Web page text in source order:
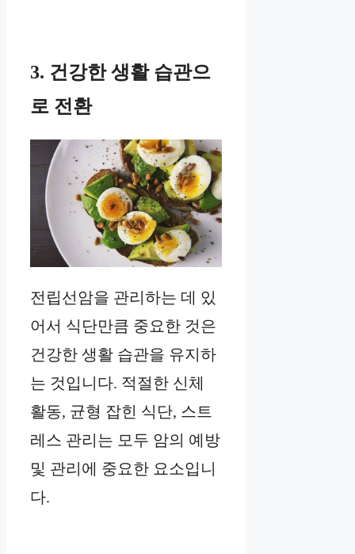
3. 건강한 생활 습관으
로 전환
전립선암을 관리하는 데 있
어서 식단만큼 중요한 것은
건강한 생활 습관을 유지하
는 것입니다. 적절한 신체
활동, 균형 잡힌 식단, 스트
레스 관리는 모두 암의 예방
및 관리에 중요한 요소입니
다.